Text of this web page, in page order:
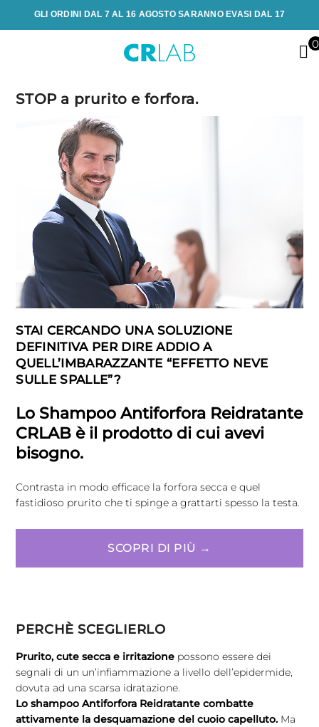
GLI ORDINI DAL 7 AL 16 AGOSTO SARANNO EVASI DAL 17
STOP a prurito e forfora.
STAI CERCANDO UNA SOLUZIONE
DEFINITIVA PER DIRE ADDIO A
QUELL’IMBARAZZANTE “EFFETTO NEVE
SULLE SPALLE”?
Lo Shampoo Antiforfora Reidratante
CRLAB è il prodotto di cui avevi
bisogno.
Contrasta in modo efficace la forfora secca e quel
fastidioso prurito che ti spinge a grattarti spesso la testa.
SCOPRI DI PIÙ →
PERCHÈ SCEGLIERLO
Prurito, cute secca e irritazione possono essere dei
segnali di un un’infiammazione a livello dell’epidermide,
dovuta ad una scarsa idratazione.
Lo shampoo Antiforfora Reidratante combatte
attivamente la desquamazione del cuoio capelluto. Ma